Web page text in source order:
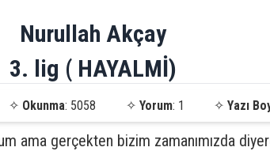
Nurullah Akçay
3. lig ( HAYALMİ)
✧ Okunma: 5058 ✧ Yorum: 1 ✧Yazı
ama gerçekten bizim zamanımızda